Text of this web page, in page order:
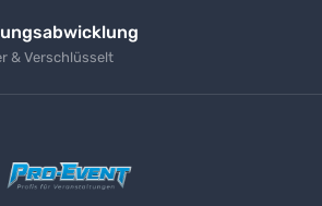
& Verschlüsselt